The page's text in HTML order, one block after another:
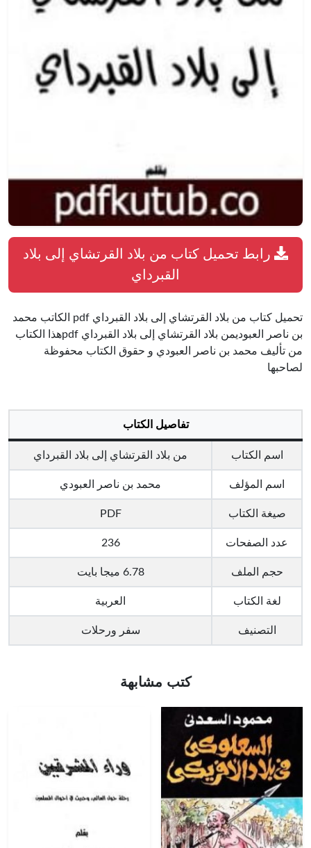
رابط تحميل كتاب من بلاد القرتشاي إلى بلاد
القبرداي
تحميل كتاب من بلاد القرتشاي إلى بلاد القبرداي pdf الكاتب محمد
بن ناصر العبوديمن بلاد القرتشاي إلى بلاد القبرداي pdfهذا الكتاب
من تأليف محمد بن ناصر العبودي و حقوق الكتاب محفوظة
لصاحبها
تفاصيل الكتاب
اسم الكتاب من بلاد القرتشاي إلى بلاد القبرداي
اسم المؤلف محمد بن ناصر العبودي
صيغة الكتاب PDF
عدد الصفحات 236
حجم الملف 6.78 ميجا بايت
لغة الكتاب العربية
التصنيف سفر ورحلات
كتب مشابهة